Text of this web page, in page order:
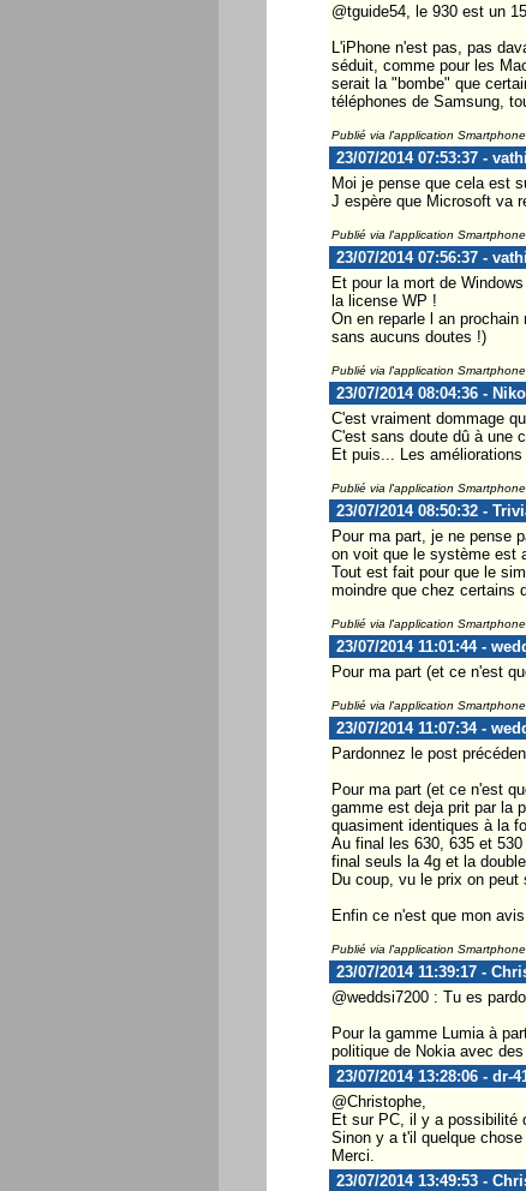
@tguide54, le 930 est un
L'iPhone n'est pas, pas
séduit, comme pour les
serait la "bombe" que
téléphones de Samsung,
Publié via l'application
23/07/2014 07:53:37 -
Moi je pense que cela est
J espère que Microsoft va
Publié via l'application
23/07/2014 07:56:37 -
Et pour la mort de
la license WP !
On en reparle l an
sans aucuns doutes !)
Publié via l'application
23/07/2014 08:04:36 -
C'est vraiment dommage
C'est sans doute dû à une
Et puis... Les
Publié via l'application
23/07/2014 08:50:32 -
Pour ma part, je ne pense
on voit que le système est
Tout est fait pour que le
moindre que chez certains
Publié via l'application
23/07/2014 11:01:44 -
Pour ma part (et ce n'est
Publié via l'application
23/07/2014 11:07:34 -
Pardonnez le post
Pour ma part (et ce n'est
gamme est deja prit par la
quasiment identiques à la
Au final les 630, 635 et
final seuls la 4g et la
Du coup, vu le prix on peut
Enfin ce n'est que mon
Publié via l'application
23/07/2014 11:39:17 -
@weddsi7200 : Tu es
Pour la gamme Lumia à
politique de Nokia avec
23/07/2014 13:28:06 - dr-
@Christophe,
Et sur PC, il y a possibilité
Sinon y a t'il quelque
Merci.
23/07/2014 13:49:53 -